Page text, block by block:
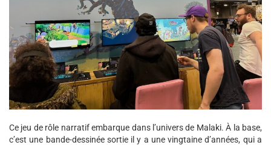
Ce jeu de rôle narratif embarque dans l’univers de Malaki. À la base,
c’est une bande-dessinée sortie il y a une vingtaine d’années, qui a